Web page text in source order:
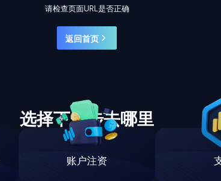
请检查页面URL是否正确
返回首页
选择下一步去哪里
账户注资